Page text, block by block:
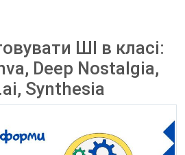
ШІ в класі:
Deep Nostalgia,
Synthesia